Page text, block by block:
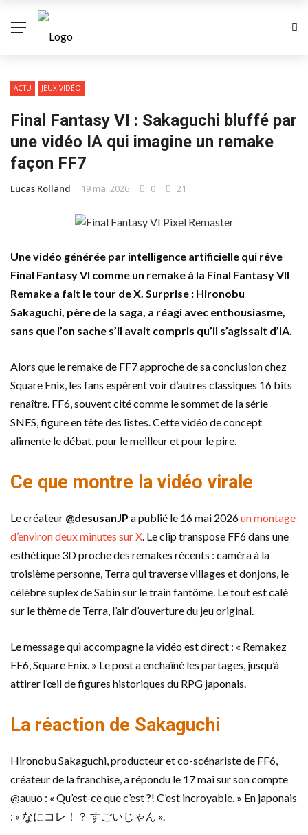
ACTU JEUX VIDÉO
Final Fantasy VI : Sakaguchi bluffé par
une vidéo IA qui imagine un remake
façon FF7
Lucas Rolland 19 mai 2026 0 21
Une vidéo générée par intelligence artificielle qui rêve
Final Fantasy VI comme un remake à la Final Fantasy VII
Remake a fait le tour de X. Surprise : Hironobu
Sakaguchi, père de la saga, a réagi avec enthousiasme,
sans que l’on sache s’il avait compris qu’il s’agissait d’IA.
Alors que le remake de FF7 approche de sa conclusion chez
Square Enix, les fans espèrent voir d’autres classiques 16 bits
renaître. FF6, souvent cité comme le sommet de la série
SNES, figure en tête des listes. Cette vidéo de concept
alimente le débat, pour le meilleur et pour le pire.
Ce que montre la vidéo virale
Le créateur @desusanJP a publié le 16 mai 2026un montage
d’environ deux minutes sur X. Le clip transpose FF6 dans une
esthétique 3D proche des remakes récents : caméra à la
troisième personne, Terra qui traverse villages et donjons, le
célèbre suplex de Sabin sur le train fantôme. Le tout est calé
sur le thème de Terra, l’air d’ouverture du jeu original.
Le message qui accompagne la vidéo est direct : « Remakez
FF6, Square Enix. » Le post a enchaîné les partages, jusqu’à
attirer l’œil de figures historiques du RPG japonais.
La réaction de Sakaguchi
Hironobu Sakaguchi, producteur et co-scénariste de FF6,
créateur de la franchise, a répondu le 17 mai sur son compte
@auuo : « Qu’est-ce que c’est ?! C’est incroyable. » En japonais
: « なにコレ！？ すごいじゃん ».